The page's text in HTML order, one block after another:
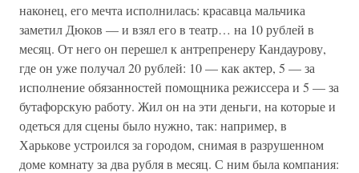
наконец, его мечта исполнилась: красавца мальчика
заметил Дюков — и взял его в театр… на 10 рублей в
месяц. От него он перешел к антрепренеру Кандаурову,
где он уже получал 20 рублей: 10 — как актер, 5 — за
исполнение обязанностей помощника режиссера и 5 — за
бутафорскую работу. Жил он на эти деньги, на которые и
одеться для сцены было нужно, так: например, в
Харькове устроился за городом, снимая в разрушенном
доме комнату за два рубля в месяц. С ним была компания: